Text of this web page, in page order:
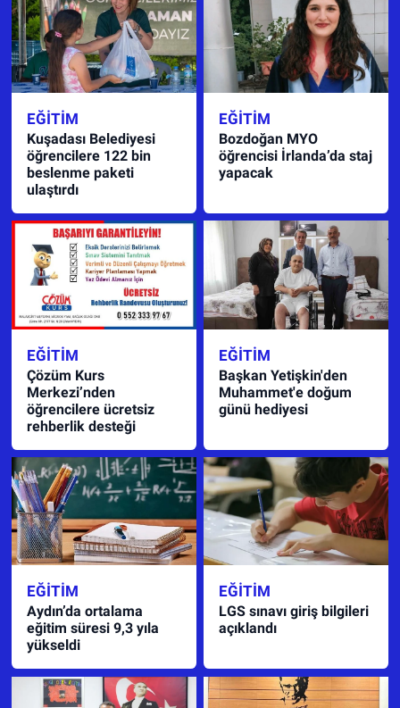
EĞITIM
Kuşadası Belediyesi
öğrencilere 122 bin
beslenme paketi
ulaştırdı
EĞITIM
Bozdoğan MYO
öğrencisi İrlanda’da staj
yapacak
EĞITIM
Çözüm Kurs
Merkezi’nden
öğrencilere ücretsiz
rehberlik desteği
EĞITIM
Başkan Yetişkin'den
Muhammet'e doğum
günü hediyesi
EĞITIM
Aydın’da ortalama
eğitim süresi 9,3 yıla
yükseldi
EĞITIM
LGS sınavı giriş bilgileri
açıklandı